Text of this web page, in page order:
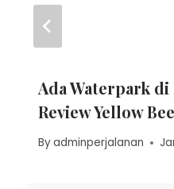
Ada Waterpark
Review Yellow
Byadminperjalanan